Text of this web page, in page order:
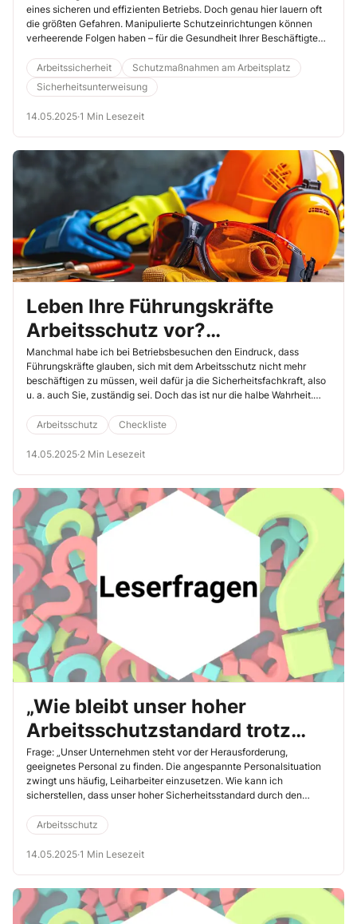
eines sicheren und effizienten Betriebs. Doch genau hier lauern oft
die größten Gefahren. Manipulierte Schutzeinrichtungen können
verheerende Folgen haben – für die Gesundheit Ihrer Beschäftigten
Sie als Sicherheitsfachkraft diese Risiken minimieren können und
welche praxiserprobten Maßnahmen wirklich helfen.
Arbeitssicherheit
Schutzmaßnahmen am Arbeitsplatz
Sicherheitsunterweisung
14.05.2025·1 Min Lesezeit
Leben Ihre Führungskräfte
Arbeitsschutz vor?
Praxiserprobte Checkliste zur
Bewertung
Manchmal habe ich bei Betriebsbesuchen den Eindruck, dass
Führungskräfte glauben, sich mit dem Arbeitsschutz nicht mehr
beschäftigen zu müssen, weil dafür ja die Sicherheitsfachkraft, also
u. a. auch Sie, zuständig sei. Doch das ist nur die halbe Wahrheit.
für den Arbeits- und Gesundheitsschutz. Diese kann und wird er auf
bestimmte Personengruppen, insbesondere auf Führungskräfte,
übertragen.
Arbeitsschutz Checkliste
14.05.2025·2 Min Lesezeit
„Wie bleibt unser hoher
Arbeitsschutzstandard trotz
Leiharbeitereinsatz erhalten?“
Frage: „Unser Unternehmen steht vor der Herausforderung,
geeignetes Personal zu finden. Die angespannte Personal­situation
zwingt uns häufig, Leiharbeiter einzusetzen. Wie kann ich
sicherstellen, dass unser hoher Sicherheitsstandard durch den
Arbeitsschutz
14.05.2025·1 Min Lesezeit